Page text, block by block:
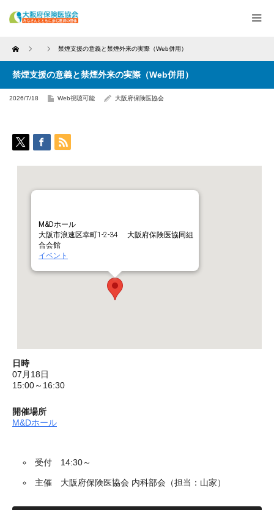
Home 禁煙支援の意義と禁煙外来の実際（Web併用）
禁煙支援の意義と禁煙外来の実際（Web併用）
2026/7/18 Web視聴可能 大阪府保険医協会
M&Dホール
大阪市浪速区幸町1-2-34 大阪府保険医協同組
合会館
イベント
日時
07月18日
15:00～16:30
開催場所
M&Dホール
受付 14:30～
主催 大阪府保険医協会 内科部会（担当：山家）